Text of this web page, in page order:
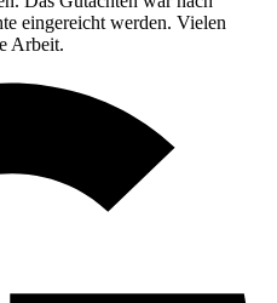
eingereicht werden. Vielen
Arbeit.